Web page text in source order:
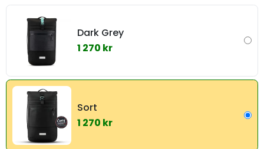
Dark Grey
1 270 kr
Sort
1 270 kr